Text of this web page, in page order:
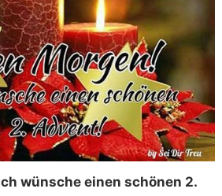
wünsche einen schönen 2.